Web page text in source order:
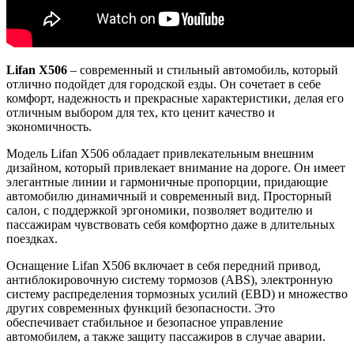
Lifan X506 – современный и стильный автомобиль, который
отлично подойдет для городской езды. Он сочетает в себе
комфорт, надежность и прекрасные характеристики, делая его
отличным выбором для тех, кто ценит качество и
экономичность.
Модель Lifan X506 обладает привлекательным внешним
дизайном, который привлекает внимание на дороге. Он имеет
элегантные линии и гармоничные пропорции, придающие
автомобилю динамичный и современный вид. Просторный
салон, с поддержкой эргономики, позволяет водителю и
пассажирам чувствовать себя комфортно даже в длительных
поездках.
Оснащение Lifan X506 включает в себя передний привод,
антиблокировочную систему тормозов (ABS), электронную
систему распределения тормозных усилий (EBD) и множество
других современных функций безопасности. Это
обеспечивает стабильное и безопасное управление
автомобилем, а также защиту пассажиров в случае аварии.